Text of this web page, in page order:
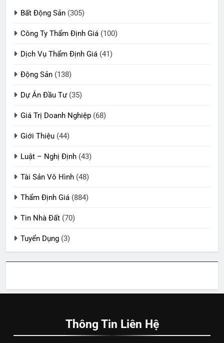
Bất Động Sản (305)
Công Ty Thẩm Định Giá (100)
Dịch Vụ Thẩm Định Giá (41)
Động Sản (138)
Dự Án Đầu Tư(35)
Giá Trị Doanh Nghiệp (68)
Giới Thiệu (44)
Luật – Nghị Định (43)
Tài Sản Vô Hình (48)
Thẩm Định Giá (884)
Tin Nhà Đất (70)
Tuyển Dụng (3)
Thông Tin Liên Hệ